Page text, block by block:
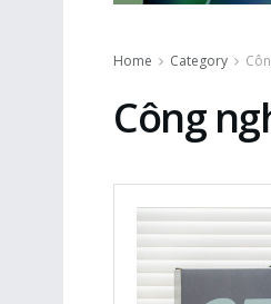
Home Category
Công